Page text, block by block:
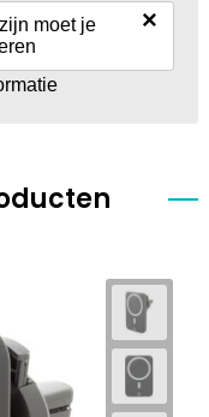
moet je
×